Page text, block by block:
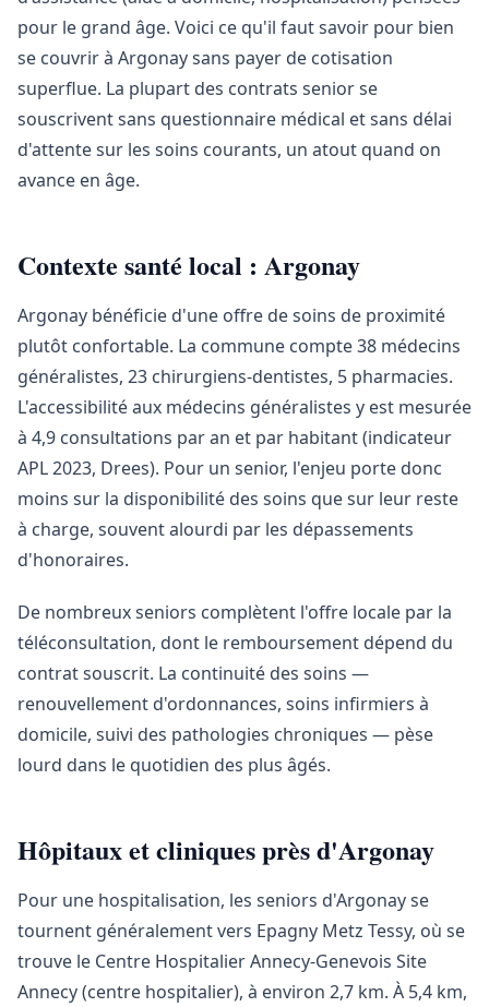
pour le grand âge. Voici ce qu'il faut savoir pour bien
se couvrir à Argonay sans payer de cotisation
superflue. La plupart des contrats senior se
souscrivent sans questionnaire médical et sans délai
d'attente sur les soins courants, un atout quand on
avance en âge.
Contexte santé local : Argonay
Argonay bénéficie d'une offre de soins de proximité
plutôt confortable. La commune compte 38 médecins
généralistes, 23 chirurgiens-dentistes, 5 pharmacies.
L'accessibilité aux médecins généralistes y est mesurée
à 4,9 consultations par an et par habitant (indicateur
APL 2023, Drees). Pour un senior, l'enjeu porte donc
moins sur la disponibilité des soins que sur leur reste
à charge, souvent alourdi par les dépassements
d'honoraires.
De nombreux seniors complètent l'offre locale par la
téléconsultation, dont le remboursement dépend du
contrat souscrit. La continuité des soins —
renouvellement d'ordonnances, soins infirmiers à
domicile, suivi des pathologies chroniques — pèse
lourd dans le quotidien des plus âgés.
Hôpitaux et cliniques près d'Argonay
Pour une hospitalisation, les seniors d'Argonay se
tournent généralement vers Epagny Metz Tessy, où se
trouve le Centre Hospitalier Annecy-Genevois Site
Annecy (centre hospitalier), à environ 2,7 km. À 5,4 km,